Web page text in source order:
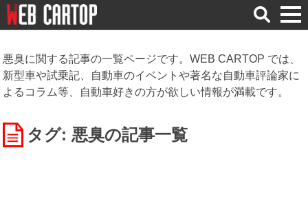
検
索
悪臭に関する記事の一覧ページです。WEB CARTOP では、
新型車や試乗記、自動車のイベントや著名な自動車評論家に
よるコラム等、自動車好きの方が欲しい情報が満載です。
タグ: 悪臭の記事一覧